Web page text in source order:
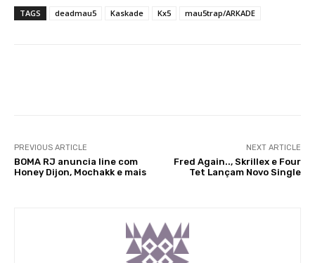
TAGS deadmau5 Kaskade Kx5 mau5trap/ARKADE
PREVIOUS ARTICLE
BOMA RJ anuncia line com
Honey Dijon, Mochakk e mais
NEXT ARTICLE
Fred Again.., Skrillex e Four
Tet Lançam Novo Single